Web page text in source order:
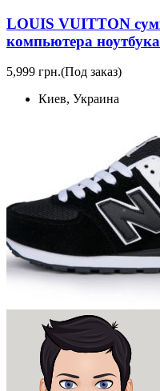
LOUIS VUITTON
компьютера
5,999 грн.(Под заказ)
Киев, Украина